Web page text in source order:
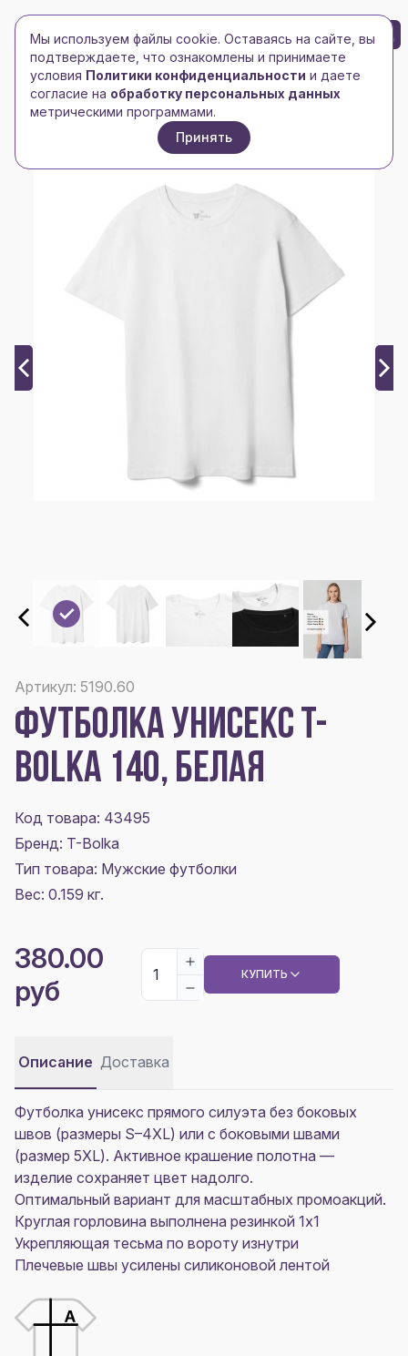
Toggle navigation
Toggle navigation
БРЕНД-ЛОГО 0
Главная/Футболки и майки/Мужские футболки /
Футболка унисекс T-bolka 140, белая
Артикул: 5190.60
ФУТБОЛКА УНИСЕКС T-
BOLKA 140, БЕЛАЯ
Код товара: 43495
Бренд: T-Bolka
Тип товара: Мужские футболки
Вес: 0.159 кг.
380.00
руб
КУПИТЬ
Описание Доставка
Футболка унисекс прямого силуэта без боковых
швов (размеры S–4XL) или с боковыми швами
(размер 5XL). Активное крашение полотна —
изделие сохраняет цвет надолго.
Оптимальный вариант для масштабных промоакций.
Круглая горловина выполнена резинкой 1х1
Укрепляющая тесьма по вороту изнутри
Плечевые швы усилены силиконовой лентой
Мы используем файлы cookie. Оставаясь на сайте, вы
подтверждаете, что ознакомлены и принимаете
условия Политики конфиденциальности и даете
согласие на обработку персональных данных
метрическими программами.
Принять